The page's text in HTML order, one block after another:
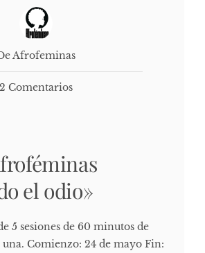
Afrofeminas
2 Comentarios
el odio»
5 sesiones de 60 minutos de
Comienzo: 24 de mayo Fin: